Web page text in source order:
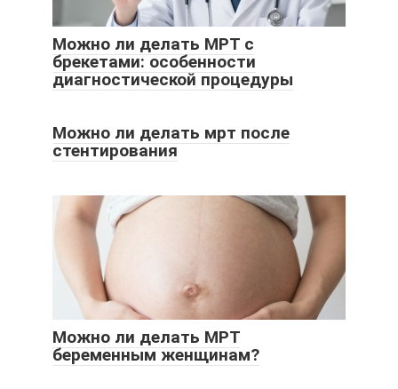
Можно ли делать МРТ с
брекетами: особенности
диагностической процедуры
Можно ли делать мрт после
стентирования
Можно ли делать МРТ
беременным женщинам?